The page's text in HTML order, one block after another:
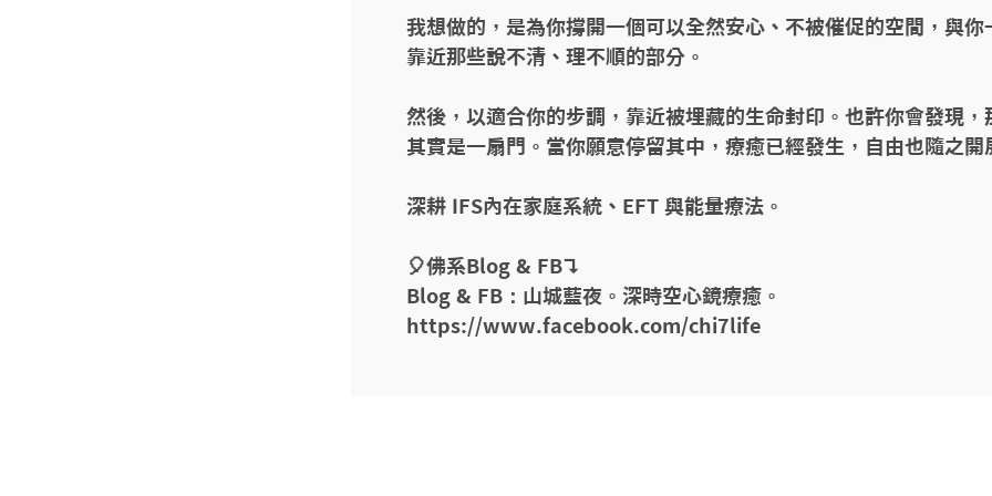
我想做的，是為你撐開一個可以全然安心、不被催促的空間，與你
靠近那些說不清、理不順的部分。
然後，以適合你的步調，靠近被埋藏的生命封印。也許你會發現，
其實是一扇門。當你願意停留其中，療癒已經發生，自由也隨之開
深耕 IFS內在家庭系統、EFT 與能量療法。
🎈佛系Blog & FB↴
Blog & FB：山城藍夜。深時空心鏡療癒。
https://www.facebook.com/chi7life